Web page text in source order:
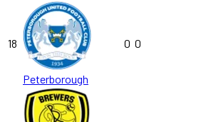
18
Peterborough
0 0